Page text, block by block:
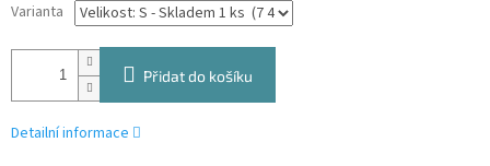
Varianta
Přidat do košíku
Detailní informace